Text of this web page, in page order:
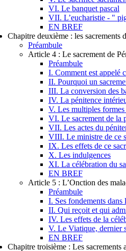
VI. Le banquet pascal
VII. L’eucharistie - "
EN BREF
Chapitre deuxième : les sacrements
Préambule
Article 4 : Le sacrement de
Préambule
I. Comment est appelé
II. Pourquoi un
III. La conversion des
IV. La pénitence
V. Les multiples
VI. Le sacrement de la
VII. Les actes du
VIII. Le ministre de ce
IX. Les effets de ce
X. Les indulgences
XI. La célébration du
EN BREF
Article 5 : L’Onction des
Préambule
I. Ses fondements
II. Qui reçoit et qui
IV. Les effets de la
V. Le Viatique, dernier
EN BREF
Chapitre troisième : Les sacrements